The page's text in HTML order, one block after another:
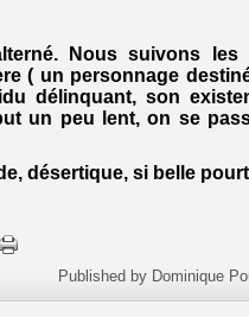
Nous suivons
( un personnage
délinquant, son
un peu lent, on se
désertique, si belle
Published by Dominique